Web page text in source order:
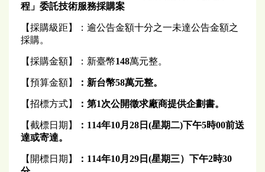
程」委託技術服務採購案
【採購級距】：逾公告金額十分之一未達公告金額之
採購。
【採購金額】：新臺幣148萬元整。
【預算金額】 ： 新台幣58萬元整。
【招標方式】 ：第1次公開徵求廠商提供企劃書。
【截標日期】 ： 114年10月28日(星期二)下午5時00前送
達或寄達。
【開標日期】 ：114年10月29 日 (星期三）下午2時30